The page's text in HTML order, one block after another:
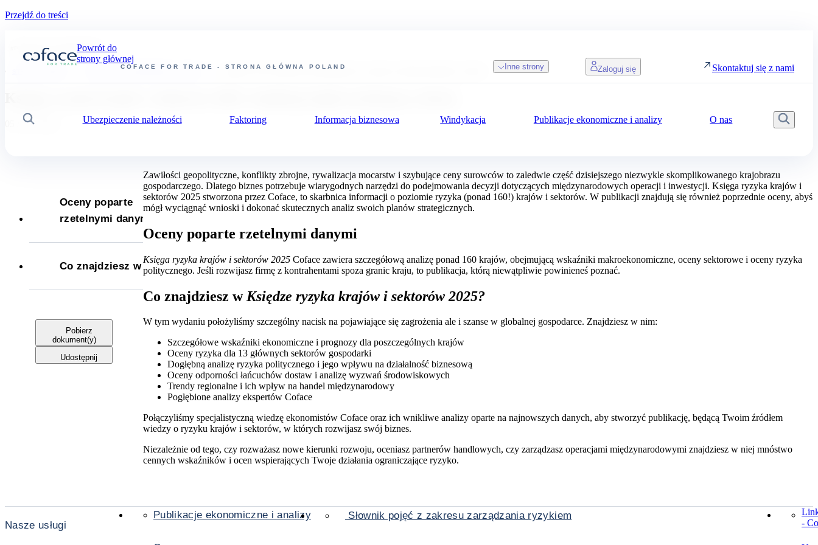
Przejdź do treści
COFACE FOR TRADE - STRONA GŁÓWNA POLAND
Powrót do
strony głównej
WyszukiwanieUbezpieczenie należności Faktoring Informacja biznesowa Windykacja Publikacje ekonomiczne i analizy O nas
Inne strony Zaloguj się Skontaktuj się z nami
PUBLIKACJE EKONOMICZNE
05 / 02 / 2025
Oceny poparte
rzetelnymi danymi
Co znajdziesz w
Pobierz
dokument(y)
Udostępnij
Zawiłości geopolityczne, konflikty zbrojne, rywalizacja mocarstw i szybujące ceny surowców to zaledwie część dzisiejszego niezwykle skomplikowanego krajobrazu
gospodarczego. Dlatego biznes potrzebuje wiarygodnych narzędzi do podejmowania decyzji dotyczących międzynarodowych operacji i inwestycji. Księga ryzyka krajów i
sektorów 2025 stworzona przez Coface, to skarbnica informacji o poziomie ryzyka (ponad 160!) krajów i sektorów. W publikacji znajdują się również poprzednie oceny, abyś
mógł wyciągnąć wnioski i dokonać skutecznych analiz swoich planów strategicznych.
Oceny poparte rzetelnymi danymi
Księga ryzyka krajów i sektorów 2025 Coface zawiera szczegółową analizę ponad 160 krajów, obejmującą wskaźniki makroekonomiczne, oceny sektorowe i oceny ryzyka
politycznego. Jeśli rozwijasz firmę z kontrahentami spoza granic kraju, to publikacja, którą niewątpliwie powinieneś poznać.
Co znajdziesz w Księdze ryzyka krajów i sektorów 2025?
W tym wydaniu położyliśmy szczególny nacisk na pojawiające się zagrożenia ale i szanse w globalnej gospodarce. Znajdziesz w nim:
Szczegółowe wskaźniki ekonomiczne i prognozy dla poszczególnych krajów
Oceny ryzyka dla 13 głównych sektorów gospodarki
Dogłębną analizę ryzyka politycznego i jego wpływu na działalność biznesową
Oceny odporności łańcuchów dostaw i analizę wyzwań środowiskowych
Trendy regionalne i ich wpływ na handel międzynarodowy
Pogłębione analizy ekspertów Coface
Połączyliśmy specjalistyczną wiedzę ekonomistów Coface oraz ich wnikliwe analizy oparte na najnowszych danych, aby stworzyć publikację, będącą Twoim źródłem
wiedzy o ryzyku krajów i sektorów, w których rozwijasz swój biznes.
Niezależnie od tego, czy rozważasz nowe kierunki rozwoju, oceniasz partnerów handlowych, czy zarządzasz operacjami międzynarodowymi znajdziesz w niej mnóstwo
cennych wskaźników i ocen wspierających Twoje działania ograniczające ryzyko.
Nasze usługi
Publikacje ekonomiczne i analizy Słownik pojęć z zakresu zarządzania ryzykiem
-